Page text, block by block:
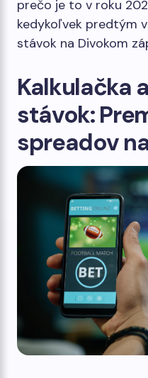
prečo je to v roku
kedykoľvek predtým
stávok na Divokom
Kalkulačka
stávok:
spreadov